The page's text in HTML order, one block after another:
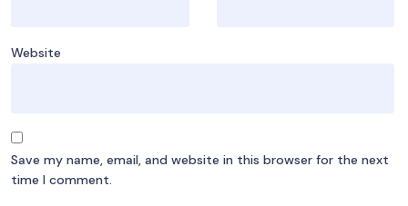
Website
Save my name, email, and website in this browser for the next
time I comment.